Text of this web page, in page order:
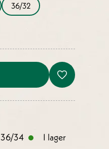
36/32
36/34 I lager